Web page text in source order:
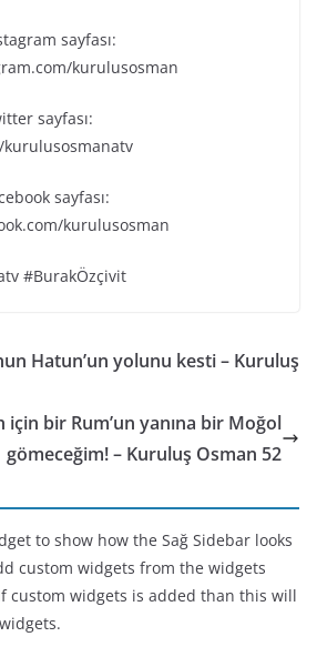
sayfası:
kurulusosman
sayfası:
sayfası:
kurulusosman
#BurakÖzçivit
Hatun’un yolunu kesti – Kuruluş
için bir Rum’un yanına bir Moğol
gömeceğim! – Kuruluş Osman 52
to show how the Sağ Sidebar looks
custom widgets from the widgets
custom widgets is added than this will